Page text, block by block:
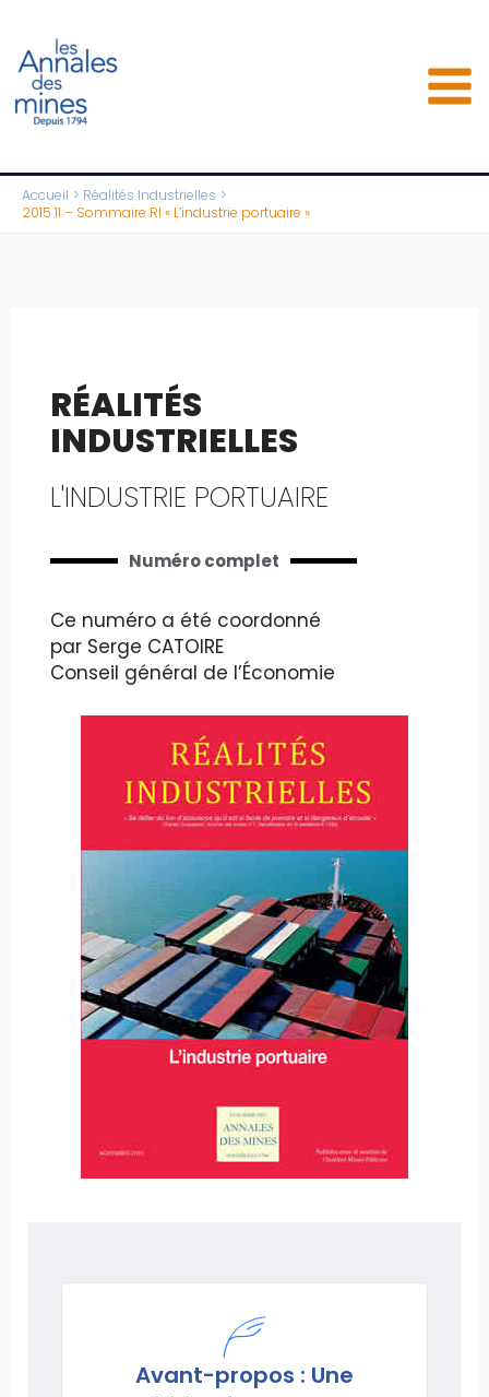
contenu
Accueil
Réalités Industrielles
2015 11 – Sommaire RI « L’industrie portuaire »
RÉALITÉS
INDUSTRIELLES
L'INDUSTRIE PORTUAIRE
Numéro complet
Ce numéro a été coordonné
par Serge CATOIRE
Conseil général de l’Économie
Avant-propos : Une